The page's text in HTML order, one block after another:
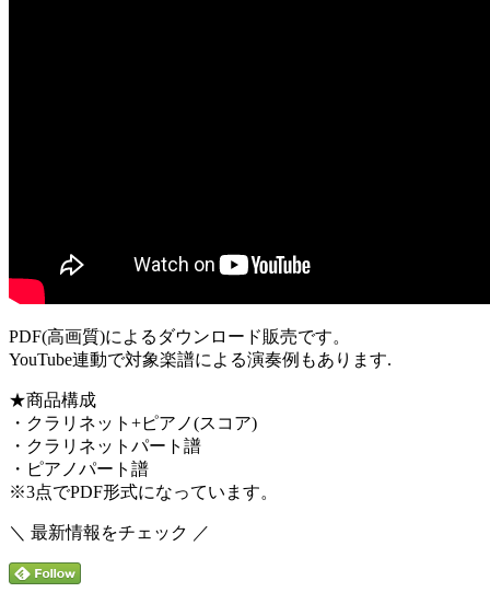
PDF(高画質)によるダウンロード販売です。
YouTube連動で対象楽譜による演奏例もあります.
★商品構成
・クラリネット+ピアノ(スコア)
・クラリネットパート譜
・ピアノパート譜
※3点でPDF形式になっています。
＼ 最新情報をチェック ／